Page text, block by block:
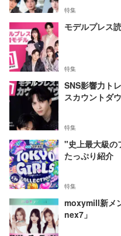
特集
モデルプレス
特集
SNS影響力ト
スカウントダウ
特集
"史上最大級の
たっぷり紹介
特集
moxymill新メ
nex7」